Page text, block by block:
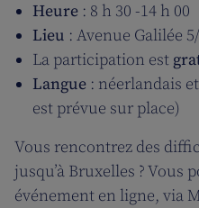
Heure : 8 h 30 -14 h 00
Lieu : Avenue Galilée
La participation est
Langue : néerlandais
est prévue sur place)
Vous rencontrez des
jusqu’à Bruxelles ? Vous
événement en ligne, via